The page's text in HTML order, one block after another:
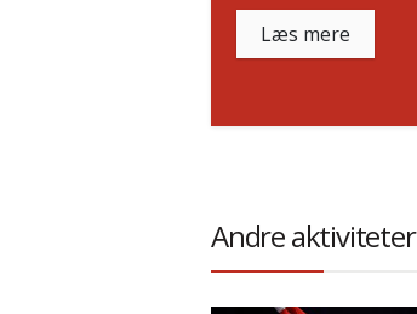
Læs mere
Andre aktiviteter